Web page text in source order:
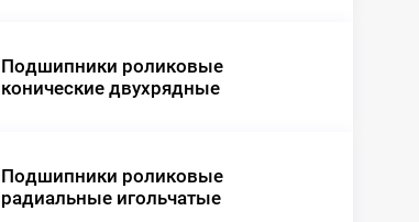
Подшипники роликовые
конические двухрядные
Подшипники роликовые
радиальные игольчатые